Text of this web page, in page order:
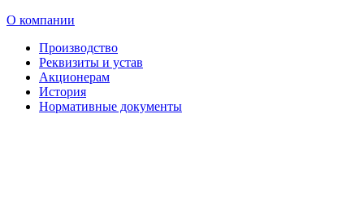
О компании
Производство
Реквизиты и устав
Акционерам
История
Нормативные документы